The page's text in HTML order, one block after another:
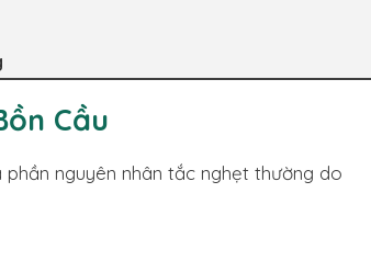
Cầu
nguyên nhân tắc nghẹt thường do